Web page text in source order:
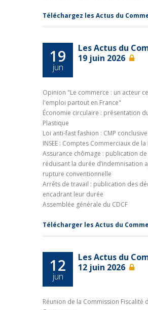
Téléchargez les Actus du
19
jun
Les Actus du
19 juin 2026
Opinion "Le commerce : un acteur
l'emploi partout en France"
Économie circulaire : présentation
Plastique
Loi anti-fast fashion : CMP conclusive
INSEE : Comptes Commerciaux de
Assurance chômage : publication
réduisant la durée d’indemnisation
rupture conventionnelle
Arrêts de travail : publication des
encadrant leur durée
Assemblée générale du CDCF
Télécharger les Actus du
12
jun
Les Actus du
12 juin 2026
Réunion de la Commission Fiscalité